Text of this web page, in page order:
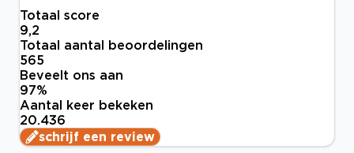
Totaal score
9,2
Totaal aantal beoordelingen
565
Beveelt ons aan
97%
Aantal keer bekeken
20.436
schrijf een review